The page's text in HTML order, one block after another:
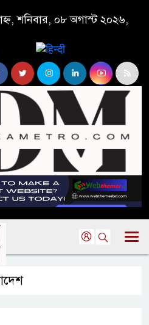
শনিবার, ০৮ অগাস্ট ২০২৬,